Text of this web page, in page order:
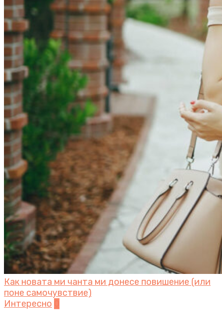
Как новата ми чанта ми донесе повишение (или
поне самочувствие)
Интересно